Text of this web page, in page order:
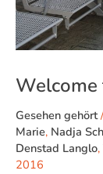
Gesehen gehört
Marie, Nadja
Denstad Langlo,
2016